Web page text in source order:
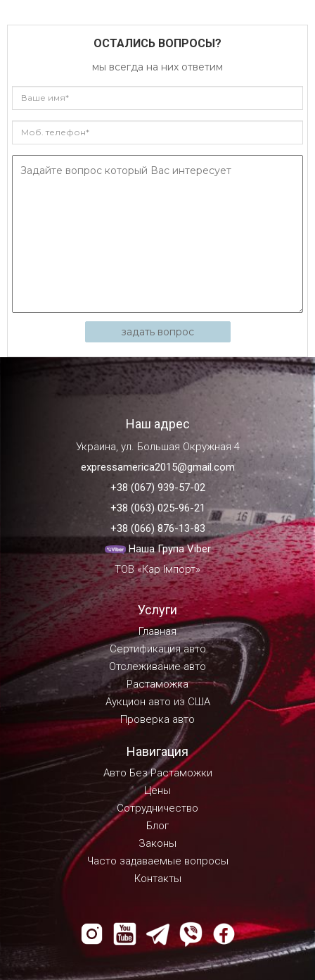
ОСТАЛИСЬ ВОПРОСЫ?
мы всегда на них ответим
задать вопрос
Наш адрес
Украина, ул. Большая Окружная 4
expressamerica2015@gmail.com
+38 (067) 939-57-02
+38 (063) 025-96-21
+38 (066) 876-13-83
Наша Група Viber
ТОВ «Кар Імпорт»
Услуги
Главная
Сертификация авто
Отслеживание авто
Растаможка
Аукцион авто из США
Проверка авто
Навигация
Авто Без Растаможки
Цены
Сотрудничество
Блог
Законы
Часто задаваемые вопросы
Контакты